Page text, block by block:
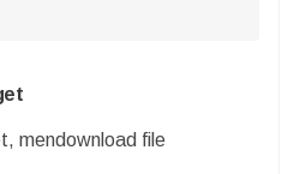
mendownload file